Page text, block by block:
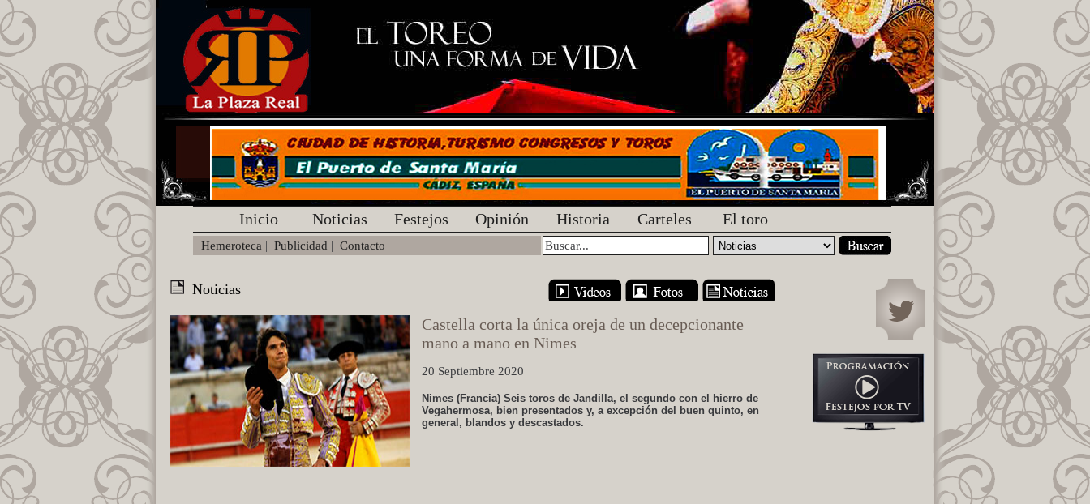
Inicio Noticias Festejos Opinión Historia Carteles El toro
Hemeroteca | Publicidad | Contacto
Noticias
Castella corta la única oreja de un decepcionante
mano a mano en Nimes
20 Septiembre 2020
Nimes (Francia) Seis toros de Jandilla, el segundo con el hierro de
Vegahermosa, bien presentados y, a excepción del buen quinto, en
general, blandos y descastados.